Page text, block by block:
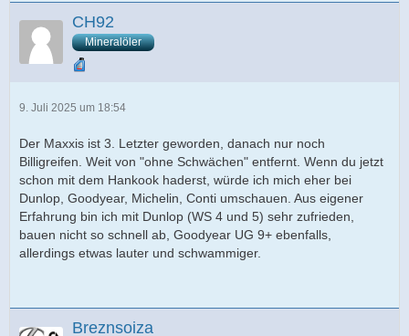
CH92
Mineralöler
9. Juli 2025 um 18:54
Der Maxxis ist 3. Letzter geworden, danach nur noch
Billigreifen. Weit von "ohne Schwächen" entfernt. Wenn du jetzt
schon mit dem Hankook haderst, würde ich mich eher bei
Dunlop, Goodyear, Michelin, Conti umschauen. Aus eigener
Erfahrung bin ich mit Dunlop (WS 4 und 5) sehr zufrieden,
bauen nicht so schnell ab, Goodyear UG 9+ ebenfalls,
allerdings etwas lauter und schwammiger.
Breznsoiza